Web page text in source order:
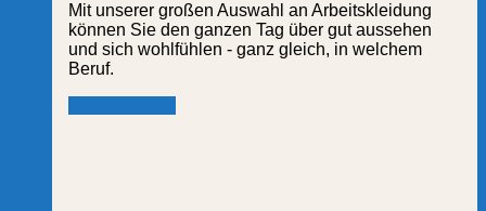
Mit unserer großen Auswahl an Arbeitskleidung
können Sie den ganzen Tag über gut aussehen
und sich wohlfühlen - ganz gleich, in welchem
Beruf.